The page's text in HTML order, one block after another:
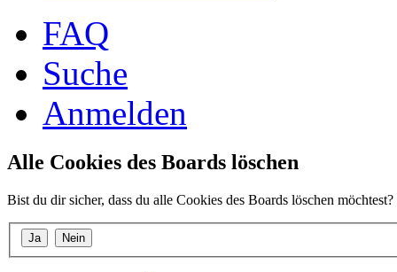
FAQ
Suche
Anmelden
Alle Cookies des Boards löschen
Bist du dir sicher, dass du alle Cookies des Boards löschen möchtest?